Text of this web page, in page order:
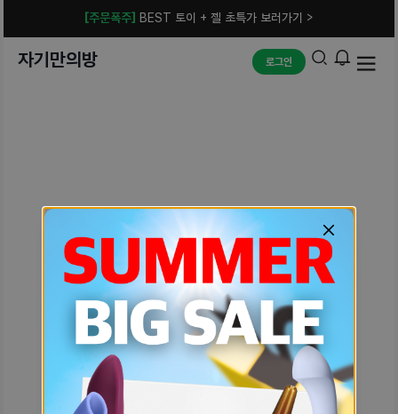
[주문폭주] BEST 토이 + 젤 초특가 보러가기 >
자기만의방 로그인
예상치 못한 에러입니다.